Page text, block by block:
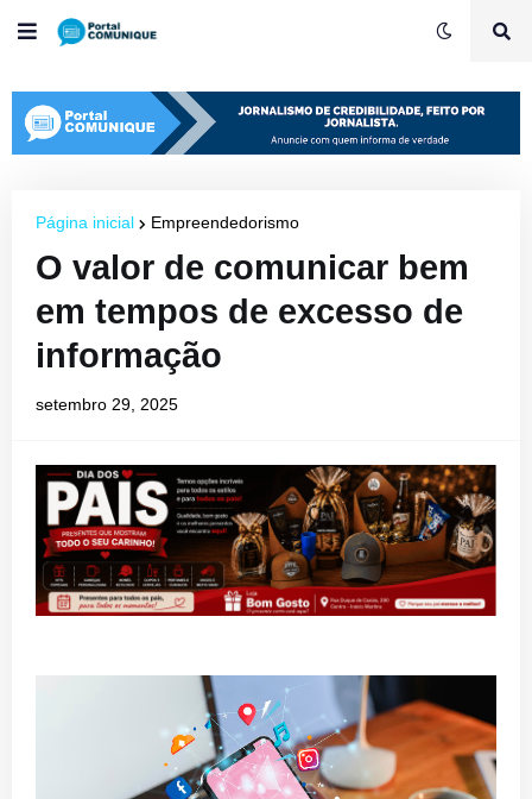
Página inicial Empreendedorismo
O valor de comunicar bem
em tempos de excesso de
informação
setembro 29, 2025